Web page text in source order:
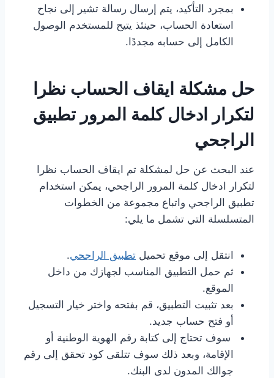
بمجرد التأكيد، يتم إرسال رسالة تشير إلى نجاح
استعادة الحساب، حينئذ يتيح للمستخدم الوصول
الكامل إلى حسابه مجددًا.
حل مشكلة ايقاف الحساب نظرا
لتكرار ادخال كلمة المرور تطبيق
الراجحي
عند البحث عن حل لمشكلة تم ايقاف الحساب نظرا
لتكرار ادخال كلمة المرور الراجحي، يمكن استخدام
تطبيق الراجحي واتباع مجموعة من الخطوات
المتسلسلة التي تشمل ما يلي:
انتقل إلى موقع تحميل تطبيق الراجحي.
ثم حمل التطبيق المناسب لجهازك من داخل
الموقع.
بعد تثبيت التطبيق، قم بفتحه واختر خيار التسجيل
أو فتح حساب جديد.
سوف تحتاج إلى كتابة رقم الهوية الوطنية أو
الإقامة، وبعد ذلك سوف تتلقى كود تحقق إلى رقم
جوالك المدون لدى البنك.